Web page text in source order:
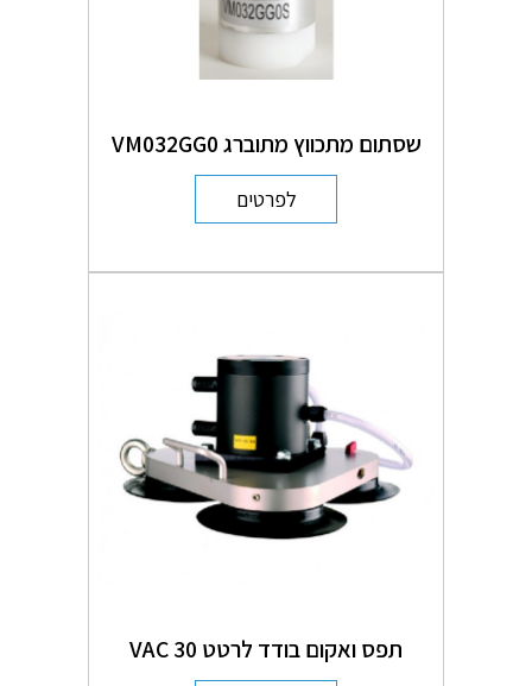
שסתום מתכווץ מתוברג VM032GG0
לפרטים
תפס ואקום בודד לרטט VAC 30